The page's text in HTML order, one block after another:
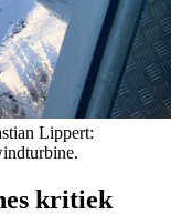
Lippert:
kritiek